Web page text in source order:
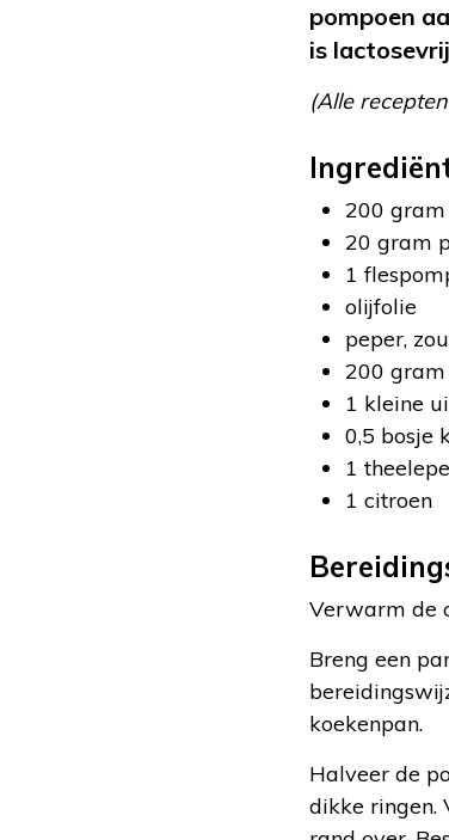
pompoen
is
(Alle
200
20 gram
1
olijfolie
peper,
200
1 kleine ui
0,5 bosje
1
1 citroen
Verwarm de
Breng een
koekenpan.
Halveer de
dikke ringen.